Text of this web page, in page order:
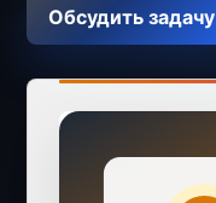
Обсудить задачу